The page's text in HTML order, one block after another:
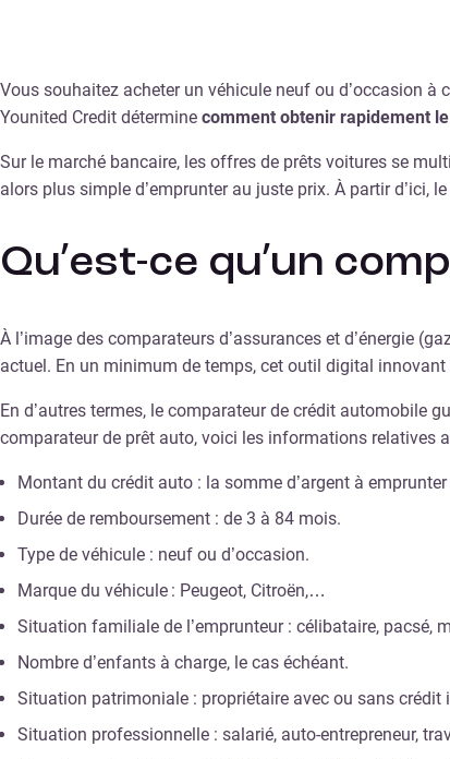
Vous souhaitez acheter un véhicule neuf ou d’occasion à
Younited Credit détermine comment obtenir rapidement
Sur le marché bancaire, les offres de prêts voitures se
alors plus simple d’emprunter au juste prix. À partir
Qu’est-ce qu’un
À l’image des comparateurs d’assurances et d’énergie
actuel. En un minimum de temps, cet outil digital
En d’autres termes, le comparateur de crédit automobile
comparateur de prêt auto, voici les informations relatives
Montant du crédit auto : la somme d’argent à
Durée de remboursement : de 3 à 84 mois.
Type de véhicule : neuf ou d’occasion.
Marque du véhicule : Peugeot, Citroën,…
Situation familiale de l’emprunteur : célibataire, pacsé,
Nombre d’enfants à charge, le cas échéant.
Situation patrimoniale : propriétaire avec ou sans
Situation professionnelle : salarié, auto-entrepreneur,